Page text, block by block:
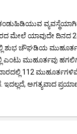
ಮೇಲೆ ಯಾವುದೇ ದಿನದ
ಶುಭ ಚೌಘಡಿಯ
ಮುಹೂರ್ತವು ಹಗಲಿಗೆ
ವಾರದಲ್ಲಿ 112
ಇದಲ್ಲದೆ, ಅಗತ್ಯವಾದ